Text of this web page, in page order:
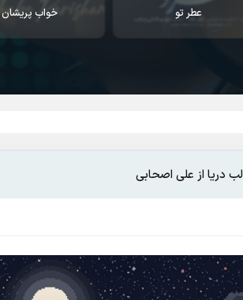
عطر تو
خواب پریشان
دریا از علی اصحابی